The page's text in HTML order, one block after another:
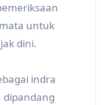
untuk
dini.
indra
dipandang